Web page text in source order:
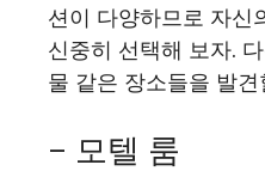
션이 다양하므로 자신
신중히 선택해 보자.
물 같은 장소들을 발
– 모텔 룸